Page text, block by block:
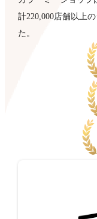
計220,000店舗以上
た。